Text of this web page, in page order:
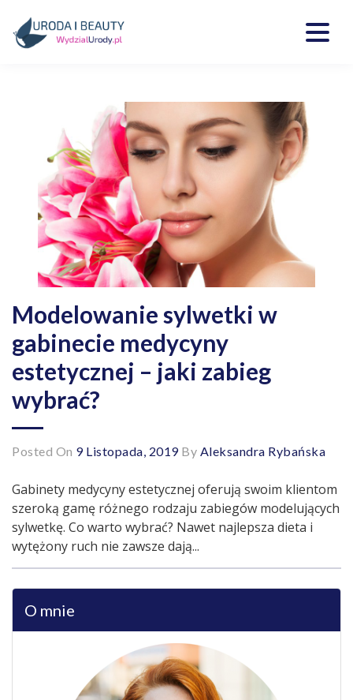
content
Modelowanie sylwetki w
gabinecie medycyny
estetycznej – jaki zabieg
wybrać?
Posted On 9 Listopada, 2019By Aleksandra Rybańska
Gabinety medycyny estetycznej oferują swoim klientom
szeroką gamę różnego rodzaju zabiegów modelujących
sylwetkę. Co warto wybrać? Nawet najlepsza dieta i
wytężony ruch nie zawsze dają...
O mnie